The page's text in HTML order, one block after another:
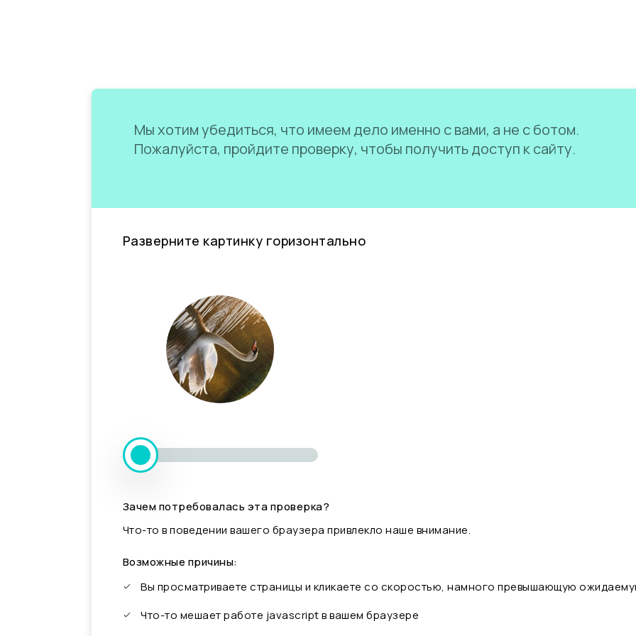
Мы хотим убедиться, что имеем дело именно с вами, а не с ботом.
Пожалуйста, пройдите проверку, чтобы получить доступ к сайту.
Разверните картинку горизонтально
Зачем потребовалась эта проверка?
Что-то в поведении вашего браузера привлекло наше внимание.
Возможные причины:
Вы просматриваете страницы и кликаете со скоростью, намного превышающую
Что-то мешает работе javascript в вашем браузере